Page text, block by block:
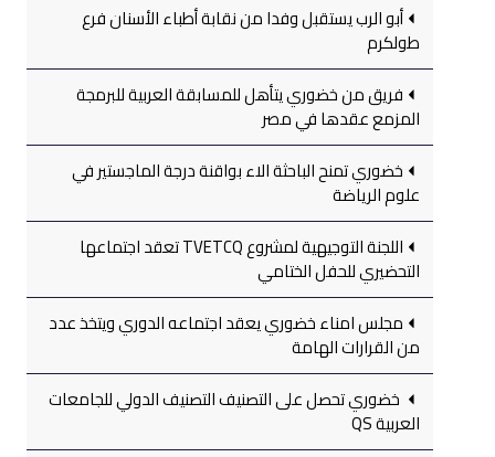
أبو الرب يستقبل وفدا من نقابة أطباء الأسنان فرع
طولكرم
فريق من خضوري يتأهل للمسابقة العربية للبرمجة
المزمع عقدها في مصر
خضوري تمنح الباحثة الاء بواقنة درجة الماجستير في
علوم الرياضة
اللجنة التوجيهية لمشروع TVETCQ تعقد اجتماعها
التحضيري للحفل الختامي
مجلس امناء خضوري يعقد اجتماعه الدوري ويتخذ عدد
من القرارات الهامة
خضوري تحصل على التصنيف التصنيف الدولي للجامعات
العربية QS